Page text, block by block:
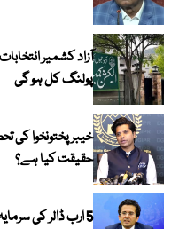
پولنگ کل ہو گی
خیبر پختونخوا
حقیقت کیا ہے؟
5 ارب ڈالر کی